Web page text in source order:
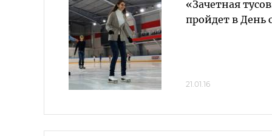
«Зачетная
пройдет в День
21.01.16